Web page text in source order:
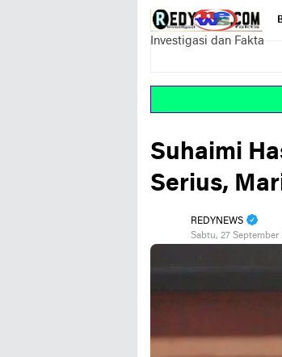
Investigasi dan Fakta
Suhaimi
Serius,
REDYNEWS
Sabtu, 27 September